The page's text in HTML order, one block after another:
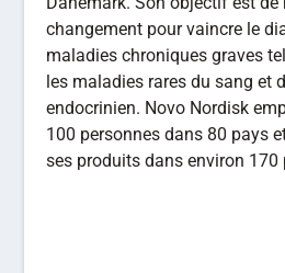
changement pour vaincre le
maladies chroniques graves
les maladies rares du sang et
endocrinien. Novo Nordisk
100 personnes dans 80 pays
ses produits dans environ 170